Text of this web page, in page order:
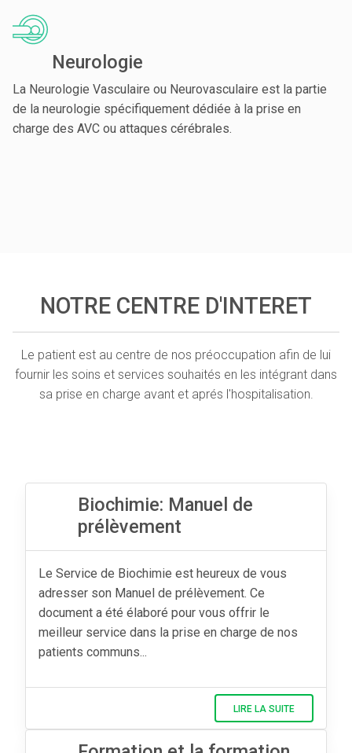
Neurologie
La Neurologie Vasculaire ou Neurovasculaire est la partie
de la neurologie spécifiquement dédiée à la prise en
charge des AVC ou attaques cérébrales.
NOTRE CENTRE D'INTERET
Le patient est au centre de nos préoccupation afin de lui
fournir les soins et services souhaités en les intégrant dans
sa prise en charge avant et aprés l'hospitalisation.
Biochimie: Manuel de
prélèvement
Le Service de Biochimie est heureux de vous
adresser son Manuel de prélèvement. Ce
document a été élaboré pour vous offrir le
meilleur service dans la prise en charge de nos
patients communs...
LIRE LA SUITE